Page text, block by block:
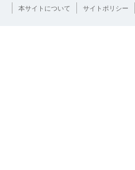
本サイトについて サイトポリシー